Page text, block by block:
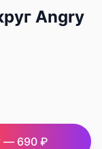
Angry
— 690 ₽